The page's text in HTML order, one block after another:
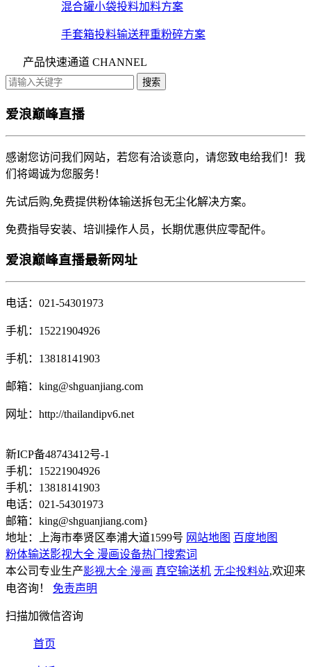
混合罐小袋投料加料方案
手套箱投料输送秤重粉碎方案
产品快速通道 CHANNEL
爱浪巅峰直播
感谢您访问我们网站，若您有洽谈意向，请您致电给我们！我
们将竭诚为您服务！
先试后购,免费提供粉体输送拆包无尘化解决方案。
免费指导安装、培训操作人员，长期优惠供应零配件。
爱浪巅峰直播最新网址
电话：021-54301973
手机：15221904926
手机：13818141903
邮箱： king@shguanjiang.com
网址：http://thailandipv6.net
新ICP备48743412号-1
手机：15221904926
手机：13818141903
电话：021-54301973
邮箱： king@shguanjiang.com}
地址：上海市奉贤区奉浦大道1599号 网站地图 百度地图
粉体输送影视大全 漫画设备热门搜索词
本公司专业生产影视大全 漫画 真空输送机 无尘投料站,欢迎来
电咨询！ 免责声明
扫描加微信咨询
首页